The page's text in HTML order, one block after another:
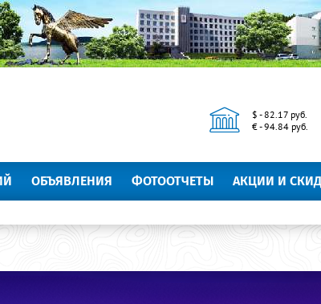
$ - 82.17 руб.
€ - 94.84 руб.
ОБЪЯВЛЕНИЯ ФОТООТЧЕТЫ АКЦИИ И